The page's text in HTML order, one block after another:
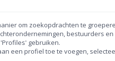
om zoekopdrachten te
bestuurders
gebruiken.
een profiel toe te voegen,